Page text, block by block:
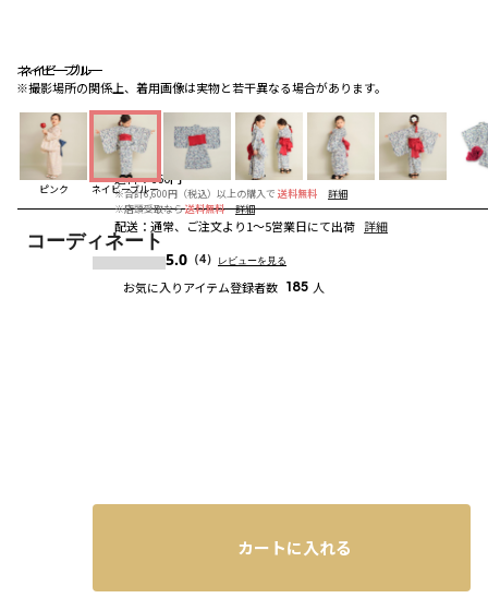
ネイビーブルー
※撮影場所の関係上、着用画像は実物と若干異なる場合があります。
ネイビーブルー
ネイビーブルー
ピンク ネイビーブルー
コーディネート
送料：660円
※合計6,600円（税込）以上の購入で 送料無料
詳細
※店頭受取なら送料無料 詳細
配送 ： 通常、ご注文より1～5営業日にて出荷 詳細
5.0 （4） レビューを見る
お気に入りアイテム登録者数 185 人
カートに入れる